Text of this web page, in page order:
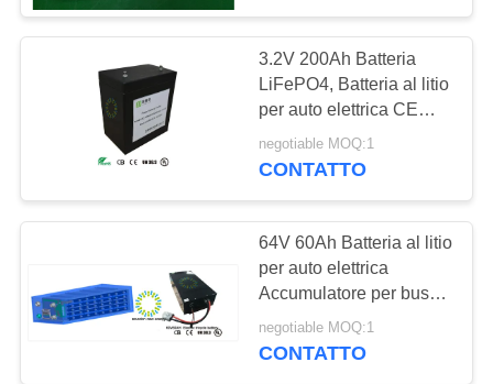
CIRCA
DELLA
FABBRICA
CONTROLLO
DI
Accumulatore di
energia solare
17
armadietto di
accumulo di energia
52
3.2V 200Ah Batteria
LiFePO4, Batteria al litio
per auto elettrica CE
UN38.3 MSDS
negotiable MOQ:1
CONTATTO
64V 60Ah Batteria al litio
per auto elettrica
Accumulatore per bus
elettrico
negotiable MOQ:1
CONTATTO